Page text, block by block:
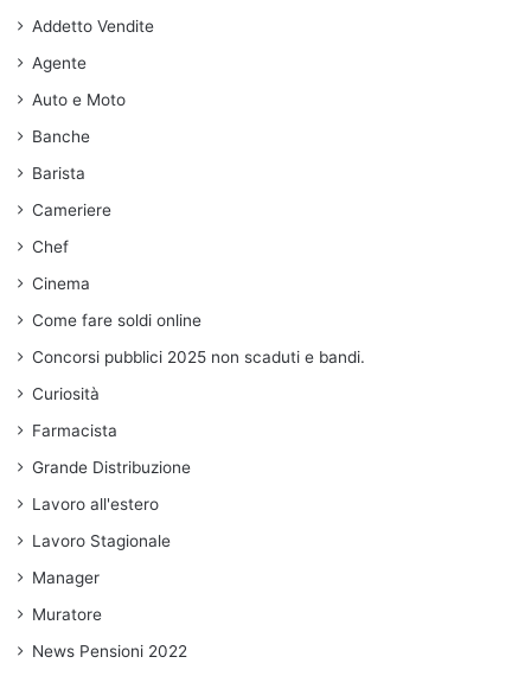
Addetto Vendite
Agente
Auto e Moto
Banche
Barista
Cameriere
Chef
Cinema
Come fare soldi online
Concorsi pubblici 2025 non scaduti e bandi.
Curiosità
Farmacista
Grande Distribuzione
Lavoro all'estero
Lavoro Stagionale
Manager
Muratore
News Pensioni 2022